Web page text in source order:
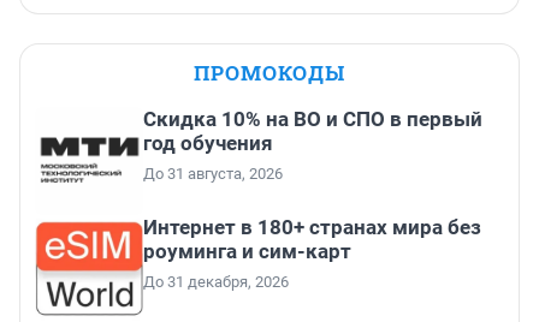
ПРОМОКОДЫ
Скидка 10% на ВО и СПО в первый
год обучения
До 31 августа, 2026
Интернет в 180+ странах мира без
роуминга и сим-карт
До 31 декабря, 2026